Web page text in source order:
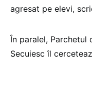
agresat pe elevi,
În paralel, Parchetul
Secuiesc îl